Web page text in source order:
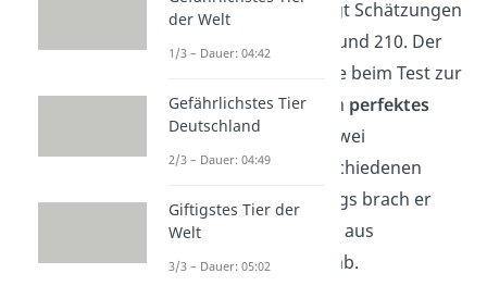
auf Platz 8. Sein IQ liegt Schätzungen
und 210. Der
US-Amerikaner erzielte beim Test zur
Studienbefähigung ein perfektes
Ergebnis. Er begann zwei
Studiengänge an verschiedenen
Universitäten, allerdings brach er
beide nach kurzer Zeit aus
finanziellen Gründen ab.
der Welt
1/3 – Dauer: 04:42
Gefährlichstes Tier
Deutschland
2/3 – Dauer: 04:49
Giftigstes Tier der
Welt
3/3 – Dauer: 05:02